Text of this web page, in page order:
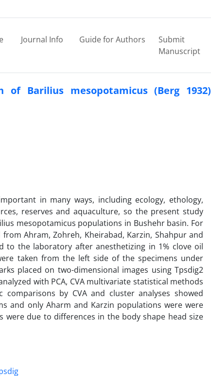
Journal Info Guide for Authors
Submit
Manuscript
of Barilius mesopotamicus (Berg 1932)
in many ways, including ecology, ethology,
reserves and aquaculture, so the present study
mesopotamicus populations in Bushehr basin. For
Ahram, Zohreh, Kheirabad, Karzin, Shahpur and
to the laboratory after anesthetizing in 1% clove oil
taken from the left side of the specimens under
placed on two-dimensional images using Tpsdig2
with PCA, CVA multivariate statistical methods
by CVA and cluster analyses showed
and only Aharm and Karzin populations were were
were due to differences in the body shape head size